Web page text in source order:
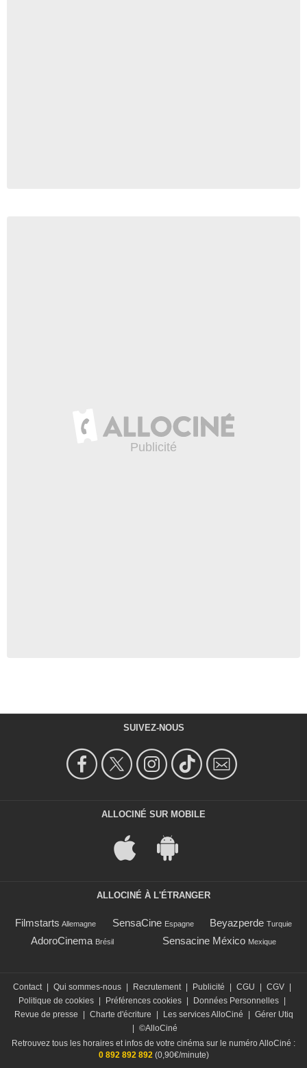
SUIVEZ-NOUS
ALLOCINÉ SUR MOBILE
ALLOCINÉ À L'ÉTRANGER
Filmstarts Allemagne SensaCine Espagne Beyazperde Turquie
AdoroCinema Brésil Sensacine México Mexique
Contact Qui sommes-nous Recrutement Publicité CGU CGV
Politique de cookies
Préférences cookies Données Personnelles
Revue de presse
Charte d'écriture Les services AlloCiné
Gérer Utiq
©AlloCiné
Retrouvez tous les horaires et infos de votre cinéma sur le numéro AlloCiné :
0 892 892 892(0,90€/minute)